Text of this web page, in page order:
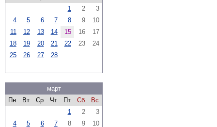
1
2
3
4
5 6 7 8 9
10
11
12 13 14 15 16
17
18
19 20 21 22 23
24
25
26 27 28
март
Пн
Вт Ср Чт Пт Сб
Вс
1
2
3
4
5 6 7 8 9
10